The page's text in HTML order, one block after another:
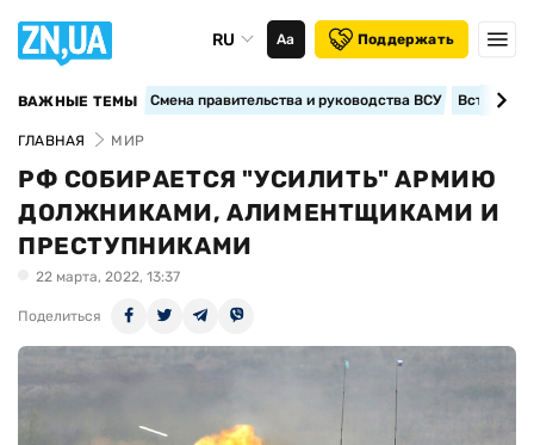
RU Аа Поддержать
ВАЖНЫЕ ТЕМЫ Смена правительства и руководства ВСУ
ГЛАВНАЯ МИР
РФ СОБИРАЕТСЯ "УСИЛИТЬ" АРМИЮ
ДОЛЖНИКАМИ, АЛИМЕНТЩИКАМИ И
ПРЕСТУПНИКАМИ
22 марта, 2022, 13:37
Поделиться